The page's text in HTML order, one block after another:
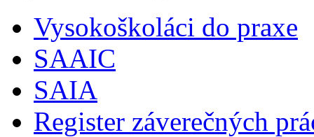
Vysokoškoláci do praxe
SAAIC
SAIA
Register záverečných